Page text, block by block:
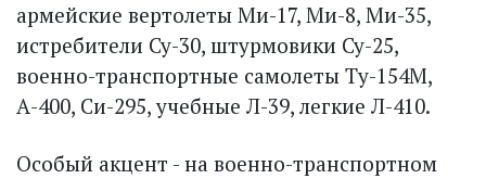
армейские вертолеты Ми-17, Ми-8, Ми-35,
истребители Су-30, штурмовики Су-25,
военно-транспортные самолеты Ту-154М,
А-400, Си-295, учебные Л-39, легкие Л-410.
Особый акцент - на военно-транспортном